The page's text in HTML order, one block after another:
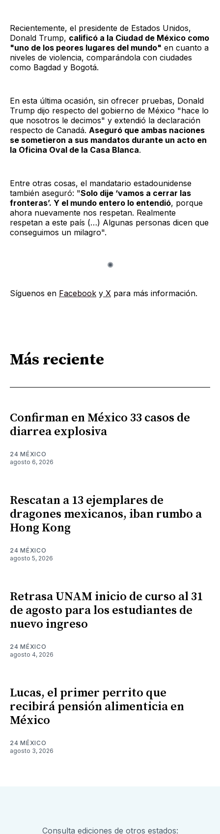
Recientemente, el presidente de Estados Unidos,
Donald Trump, calificó a la Ciudad de México como
"uno de los peores lugares del mundo" en cuanto a
niveles de violencia, comparándola con ciudades
como Bagdad y Bogotá.
En esta última ocasión, sin ofrecer pruebas, Donald
Trump dijo respecto del gobierno de México "hace lo
que nosotros le decimos" y extendió la declaración
respecto de Canadá. Aseguró que ambas naciones
se sometieron a sus mandatos durante un acto en
la Oficina Oval de la Casa Blanca.
Entre otras cosas, el mandatario estadounidense
también aseguró: "Solo dije ‘vamos a cerrar las
fronteras’. Y el mundo entero lo entendió, porque
ahora nuevamente nos respetan. Realmente
respetan a este país (…) Algunas personas dicen que
conseguimos un milagro".
Síguenos en Facebook y X para más información.
Más reciente
Confirman en México 33 casos de
diarrea explosiva
24 MÉXICO
agosto 6, 2026
Rescatan a 13 ejemplares de
dragones mexicanos, iban rumbo a
Hong Kong
24 MÉXICO
agosto 5, 2026
Retrasa UNAM inicio de curso al 31
de agosto para los estudiantes de
nuevo ingreso
24 MÉXICO
agosto 4, 2026
Lucas, el primer perrito que
recibirá pensión alimenticia en
México
24 MÉXICO
agosto 3, 2026
Consulta ediciones de otros estados: